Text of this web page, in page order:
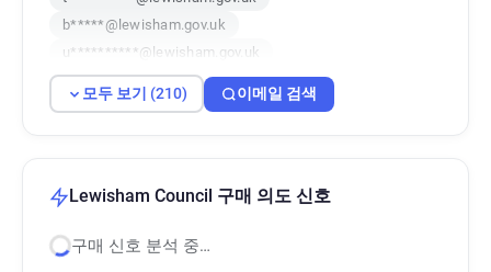
b*****@lewisham.gov.uk
u**********@lewisham.gov.uk
t*********@lewisham.gov.uk
g******@lewisham.gov.uk
e*****@lewisham.gov.uk
a***********@lewisham.gov.uk
e**********@lewisham.gov.uk
모두 보기 (210) 이메일 검색
Lewisham Council 구매 의도 신호
구매 신호 분석 중…